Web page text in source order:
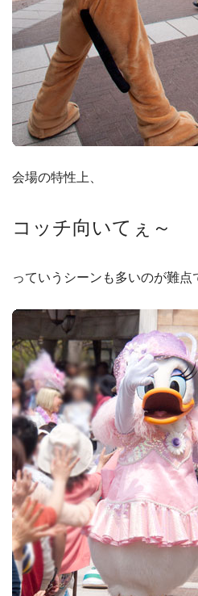
会場の特性上、
コッチ向いてぇ～
っていうシーンも多いのが難点